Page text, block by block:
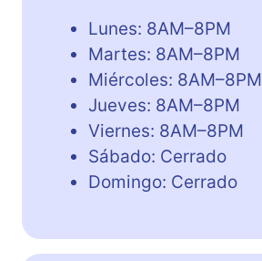
Lunes: 8AM–8PM
Martes: 8AM–8PM
Miércoles: 8AM–8PM
Jueves: 8AM–8PM
Viernes: 8AM–8PM
Sábado: Cerrado
Domingo: Cerrado